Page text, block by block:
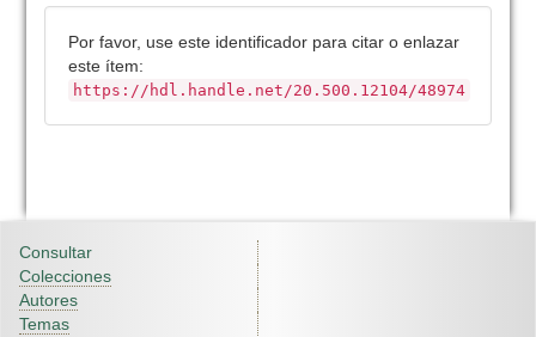
Por favor, use este identificador para citar o enlazar
este ítem:
https://hdl.handle.net/20.500.12104/48974
Consultar
Colecciones
Autores
Temas